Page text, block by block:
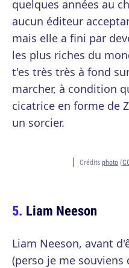
quelques années au
aucun éditeur
mais elle a fini par
les plus riches du
t'es très très à fond
marcher, à condition
cicatrice en forme de
un sorcier.
Crédits photo (
Liam Neeson
Liam Neeson, avant
(perso je me souviens